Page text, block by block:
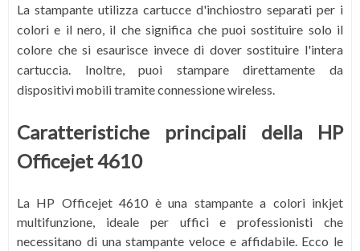
La stampante utilizza cartucce d'inchiostro separati per i
colori e il nero, il che significa che puoi sostituire solo il
colore che si esaurisce invece di dover sostituire l'intera
cartuccia. Inoltre, puoi stampare direttamente da
dispositivi mobili tramite connessione wireless.
Caratteristiche principali della HP
Officejet 4610
La HP Officejet 4610 è una stampante a colori inkjet
multifunzione, ideale per uffici e professionisti che
necessitano di una stampante veloce e affidabile. Ecco le